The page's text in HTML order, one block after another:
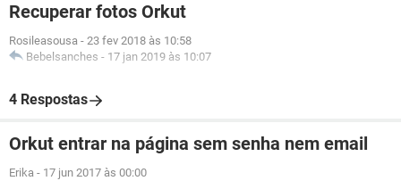
Recuperar fotos Orkut
Rosileasousa - 23 fev 2018 às 10:58
Bebelsanches - 17 jan 2019 às 10:07
4 Respostas
Orkut entrar na página sem senha nem email
Erika - 17 jun 2017 às 00:00